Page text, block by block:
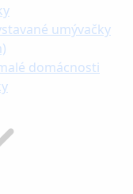
umývačky
domácnosti